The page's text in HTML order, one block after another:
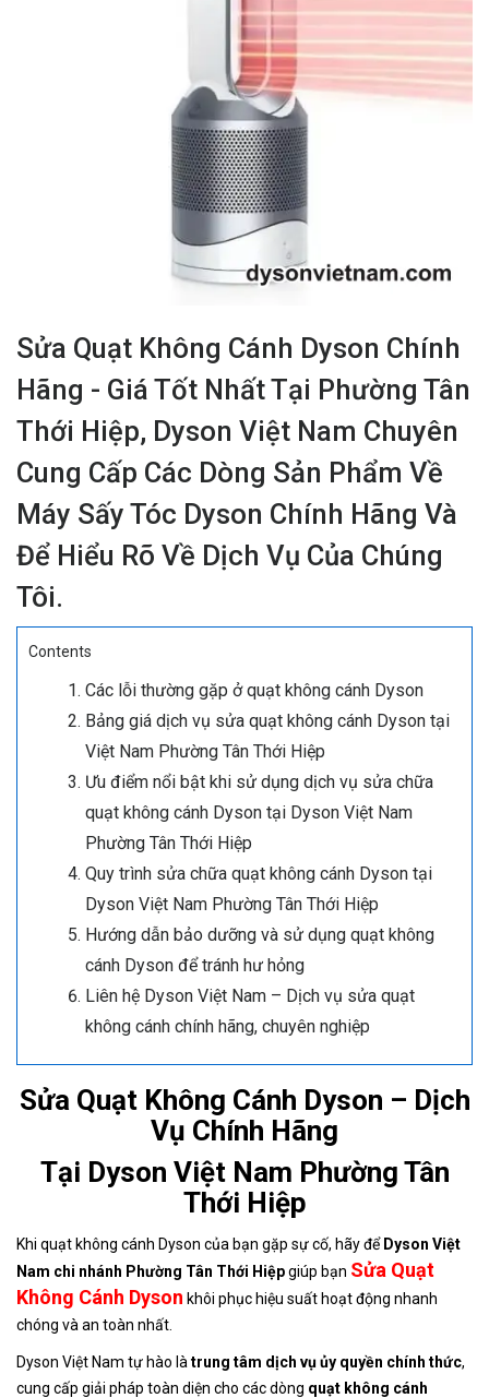
Sửa Quạt Không Cánh Dyson Chính
Hãng - Giá Tốt Nhất Tại Phường Tân
Thới Hiệp, Dyson Việt Nam Chuyên
Cung Cấp Các Dòng Sản Phẩm Về
Máy Sấy Tóc Dyson Chính Hãng Và
Để Hiểu Rõ Về Dịch Vụ Của Chúng
Tôi.
Contents
Các lỗi thường gặp ở quạt không cánh Dyson
Bảng giá dịch vụ sửa quạt không cánh Dyson tại
Việt Nam Phường Tân Thới Hiệp
Ưu điểm nổi bật khi sử dụng dịch vụ sửa chữa
quạt không cánh Dyson tại Dyson Việt Nam
Phường Tân Thới Hiệp
Quy trình sửa chữa quạt không cánh Dyson tại
Dyson Việt Nam Phường Tân Thới Hiệp
Hướng dẫn bảo dưỡng và sử dụng quạt không
cánh Dyson để tránh hư hỏng
Liên hệ Dyson Việt Nam – Dịch vụ sửa quạt
không cánh chính hãng, chuyên nghiệp
Sửa Quạt Không Cánh Dyson – Dịch
Vụ Chính Hãng
Tại Dyson Việt Nam Phường Tân
Thới Hiệp
Khi quạt không cánh Dyson của bạn gặp sự cố, hãy để Dyson Việt
Nam chi nhánh Phường Tân Thới Hiệpgiúp bạn Sửa Quạt
Không Cánh Dyson khôi phục hiệu suất hoạt động nhanh
chóng và an toàn nhất.
Dyson Việt Nam tự hào là trung tâm dịch vụ ủy quyền chính thức,
cung cấp giải pháp toàn diện cho các dòng quạt không cánh